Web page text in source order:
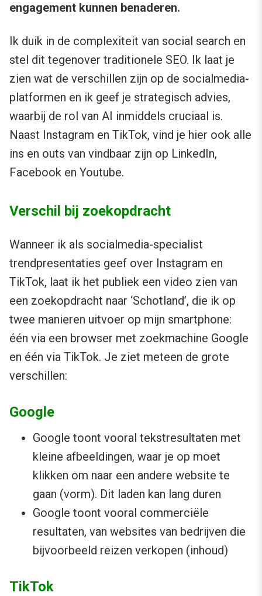
engagement kunnen benaderen.
Ik duik in de complexiteit van social search en
stel dit tegenover traditionele SEO. Ik laat je
zien wat de verschillen zijn op de socialmedia-
platformen en ik geef je strategisch advies,
waarbij de rol van AI inmiddels cruciaal is.
Naast Instagram en TikTok, vind je hier ook alle
ins en outs van vindbaar zijn op LinkedIn,
Facebook en Youtube.
Verschil bij zoekopdracht
Wanneer ik als socialmedia-specialist
trendpresentaties geef over Instagram en
TikTok, laat ik het publiek een video zien van
een zoekopdracht naar ‘Schotland’, die ik op
twee manieren uitvoer op mijn smartphone:
één via een browser met zoekmachine Google
en één via TikTok. Je ziet meteen de grote
verschillen:
Google
Google toont vooral tekstresultaten met
kleine afbeeldingen, waar je op moet
klikken om naar een andere website te
gaan (vorm). Dit laden kan lang duren
Google toont vooral commerciële
resultaten, van websites van bedrijven die
bijvoorbeeld reizen verkopen (inhoud)
TikTok